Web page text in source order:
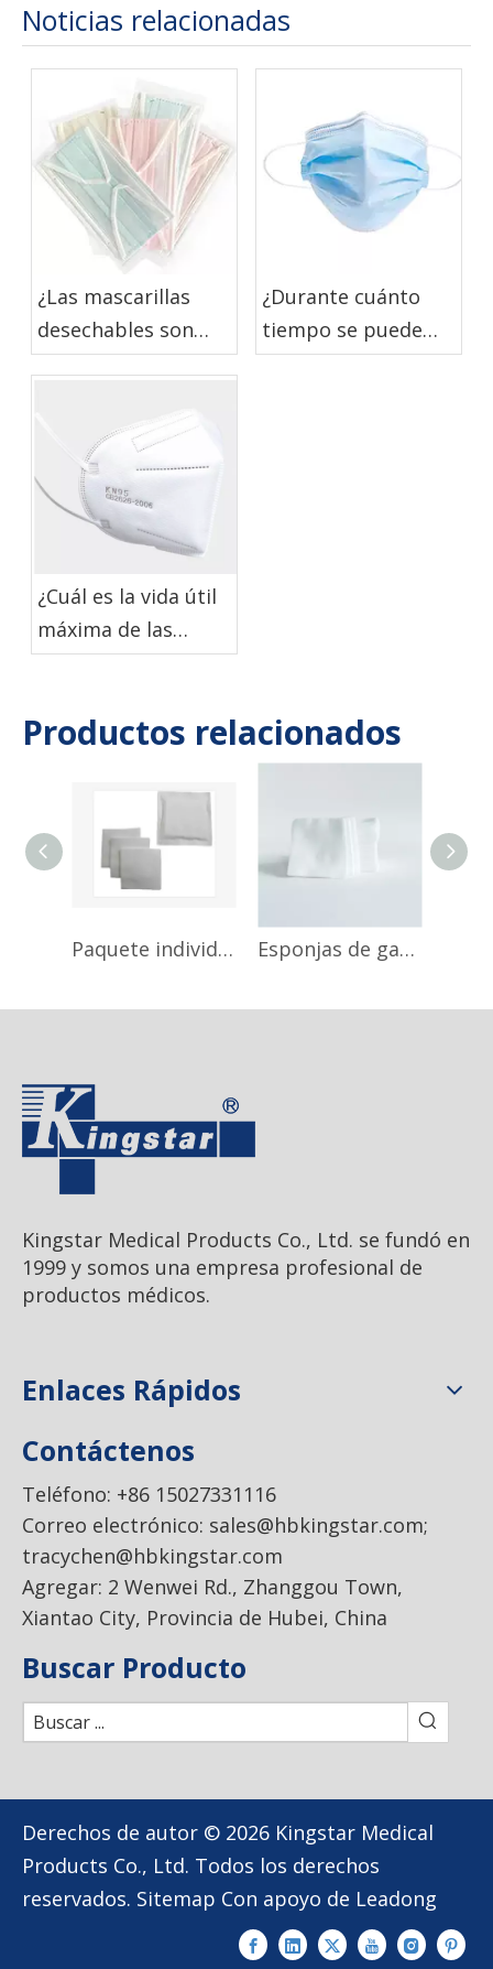
Noticias relacionadas
¿Las mascarillas
desechables son
biodegradables?
¿Durante cuánto
tiempo se puede
usar una mascarilla
¿Cuál es la vida útil
máxima de las
mascarillas
Productos relacionados
Paquete individual de hisopo de gasa de alta absorbencia Esponjas de gasa Apósito para heridas
Kingstar Medical Products Co., Ltd. se fundó en
1999 y somos una empresa profesional de
productos médicos.
Enlaces Rápidos
Contáctenos
Teléfono: +86 15027331116
Correo electrónico: sales@hbkingstar.com;
tracychen@hbkingstar.com
Agregar: 2 Wenwei Rd., Zhanggou Town,
Xiantao City, Provincia de Hubei, China
Buscar Producto
Derechos de autor © 2026 Kingstar Medical
Products Co., Ltd. Todos los derechos
reservados. Sitemap Con apoyo de Leadong